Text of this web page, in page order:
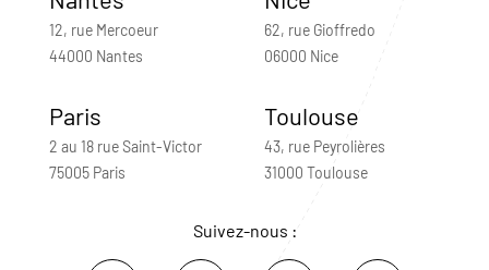
12, rue Mercoeur
44000 Nantes
62, rue Gioffredo
06000 Nice
Paris
2 au 18 rue Saint-Victor
75005 Paris
Toulouse
43, rue Peyrolières
31000 Toulouse
Suivez-nous :